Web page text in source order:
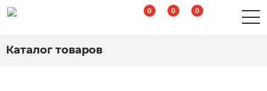
0 0 0
Каталог товаров